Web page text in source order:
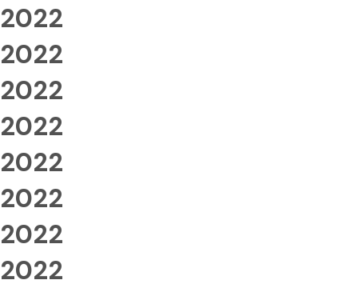
2022
2022
2022
2022
2022
2022
2022
2022